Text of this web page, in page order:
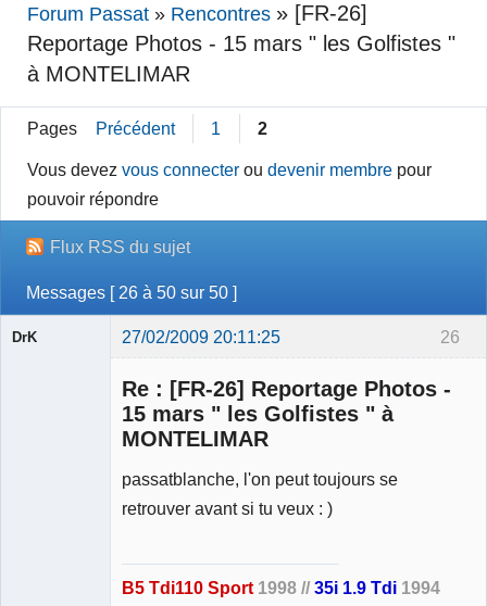
Forum Passat » Rencontres » [FR-26]
Reportage Photos - 15 mars " les Golfistes "
à MONTELIMAR
Pages Précédent 1 2
Vous devezvous connecter oudevenir membre pour
pouvoir répondre
Flux RSS du sujet
Messages [ 26 à 50 sur 50 ]
26
DrK 27/02/2009 20:11:25
Re : [FR-26] Reportage Photos -
15 mars " les Golfistes " à
MONTELIMAR
passatblanche, l'on peut toujours se
retrouver avant si tu veux : )
B5 Tdi110 Sport 1998 // 35i 1.9 Tdi 1994